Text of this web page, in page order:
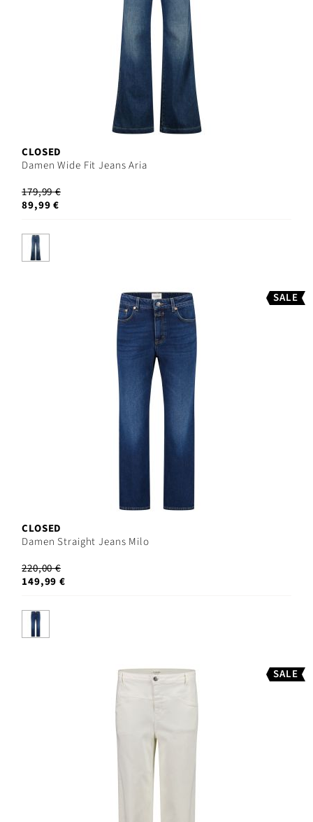
CLOSED
Damen Wide Fit Jeans Aria
179,99 €
89,99 €
SALE
CLOSED
Damen Straight Jeans Milo
220,00 €
149,99 €
SALE